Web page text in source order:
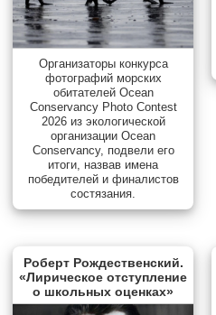
Организаторы конкурса
фотографий морских
обитателей Ocean
Conservancy Photo Contest
2026 из экологической
организации Ocean
Conservancy, подвели его
итоги, назвав имена
победителей и финалистов
состязания.
Роберт Рождественский.
«Лирическое отступление
о школьных оценках»